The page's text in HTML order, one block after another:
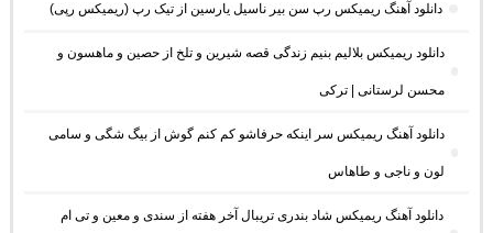
دانلود آهنگ ریمیکس رپ سن بیر ناسیل یارسین از تیک رپ (ریمیکس رپی)
دانلود ریمیکس بلالیم بنیم زندگی قصه شیرین و تلخ از حصین و ماهسون و
محسن لرستانی | ترکی
دانلود آهنگ ریمیکس سر اینکه حرفاشو کم کنم گوش از بیگ شگی و سامی
لون و ناجی و طاهاس
دانلود آهنگ ریمیکس شاد بندری تریبال آخر هفته از سندی و معین و تی ام